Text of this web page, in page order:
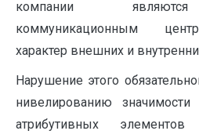
компании
коммуникационным
характер внешних и
Нарушение этого
нивелированию
атрибутивных